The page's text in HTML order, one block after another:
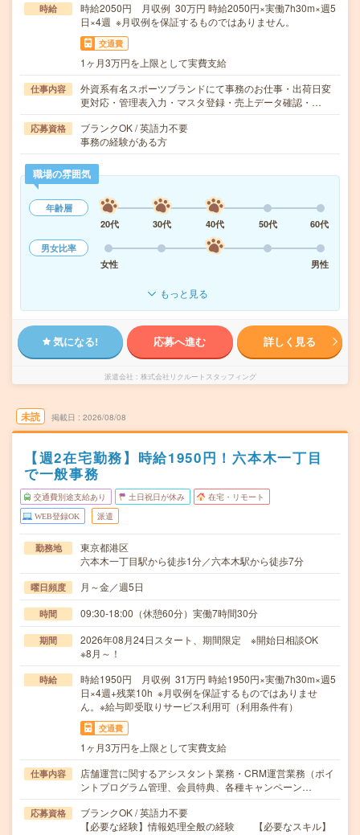
時給
時給2050円 月収例 30万円 時給2050円×実働7h30m×週5
日×4週 ※月収例を保証するものではありません。
交通費
1ヶ月3万円を上限として実費支給
仕事内容
外資系有名スポーツブランドにて事務のお仕事・出荷日変
更対応・管理表入力・マスタ登録・売上データ確認・…
応募資格
ブランクOK / 英語力不要
事務の経験がある方
職場の雰囲気
年齢層
20代
30代 40代 50代
60代
男女比率
女性
男性
もっと見る
気になる! 応募へ進む 詳しく見る
派遣会社 株式会社リクルートスタッフィング
未読 掲載日 2026/08/08
【週2在宅勤務】時給1950円！六本木一丁目
で一般事務
交通費別途支給あり 土日祝日が休み 在宅・リモート
WEB登録OK 派遣
勤務地
東京都港区
六本木一丁目駅から徒歩1分／六本木駅から徒歩7分
曜日頻度 月～金／週5日
時間 09:30-18:00（休憩60分）実働7時間30分
期間
2026年08月24日スタート、期間限定 ※開始日相談OK
※8月～！
時給
時給1950円 月収例 31万円 時給1950円×実働7h30m×週5
日×4週+残業10h ※月収例を保証するものではありませ
ん。※給与即受取りサービス利用可（利用条件有）
交通費
1ヶ月3万円を上限として実費支給
仕事内容
店舗運営に関するアシスタント業務・CRM運営業務（ポイ
ントプログラム管理、会員特典、各種キャンペーン…
応募資格
ブランクOK / 英語力不要
【必要な経験】情報処理全般の経験 【必要なスキル】